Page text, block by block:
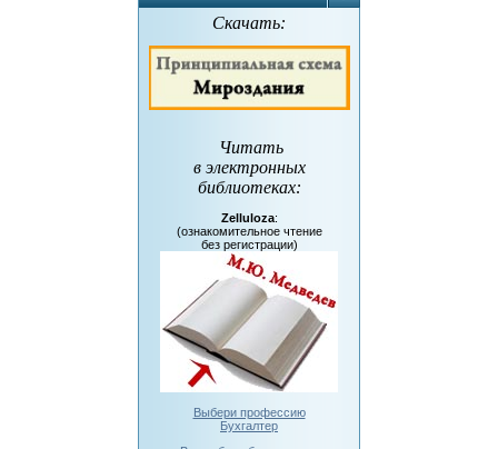
Скачать:
Читать
в электронных
библиотеках:
Zelluloza:
(ознакомительное чтение
без регистрации)
Выбери профессию
Бухгалтер